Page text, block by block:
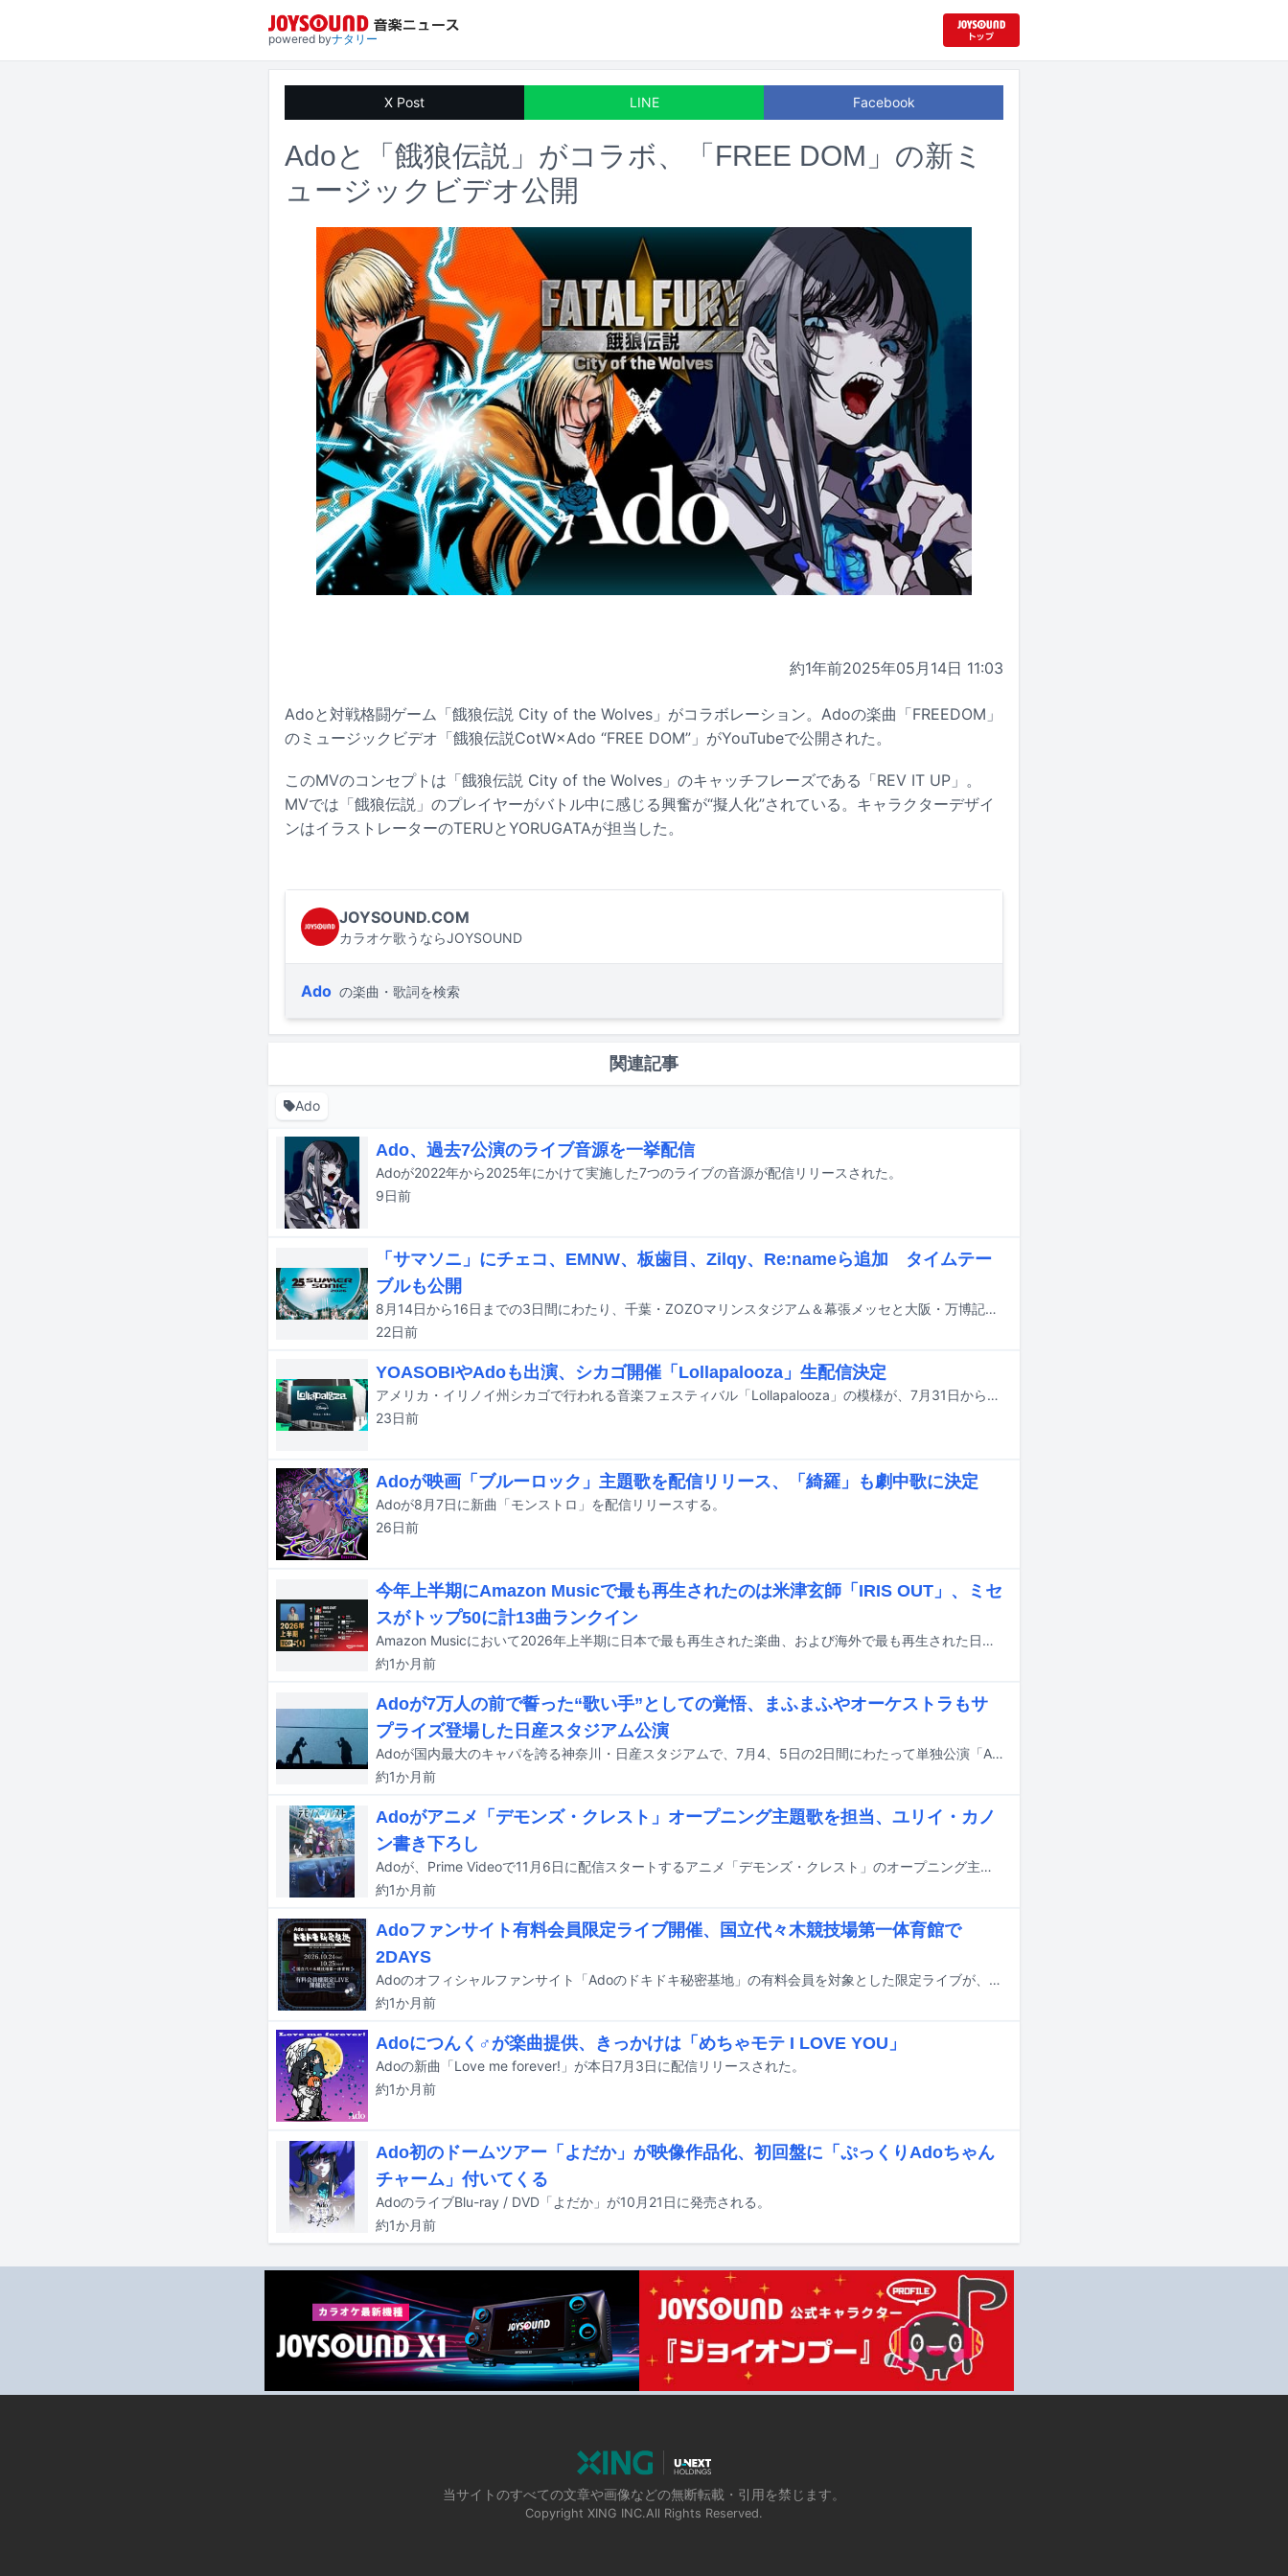
powered byナタリー
X Post LINE Facebook
Adoと「餓狼伝説」がコラボ、「FREE DOM」の新ミ
ュージックビデオ公開
約1年前2025年05月14日 11:03
Adoと対戦格闘ゲーム「餓狼伝説 City of the Wolves」がコラボレーション。Adoの楽曲「FREEDOM」
のミュージックビデオ「餓狼伝説CotW×Ado “FREE DOM”」がYouTubeで公開された。
このMVのコンセプトは「餓狼伝説 City of the Wolves」のキャッチフレーズである「REV IT UP」。
MVでは「餓狼伝説」のプレイヤーがバトル中に感じる興奮が“擬人化”されている。キャラクターデザイ
ンはイラストレーターのTERUとYORUGATAが担当した。
JOYSOUND.COM
カラオケ歌うならJOYSOUND
Ado の楽曲・歌詞を検索
関連記事
Ado
Ado、過去7公演のライブ音源を一挙配信
Adoが2022年から2025年にかけて実施した7つのライブの音源が配信リリースされた。
9日前
「サマソニ」にチェコ、EMNW、板歯目、Zilqy、Re:nameら追加 タイムテー
ブルも公開
8月14日から16日までの3日間にわたり、千葉・ZOZOマリンスタジアム＆幕張メッセと大阪・万博記念公園で行われる音楽フェスティバル「SUMMER SONIC 2026」の追加出演アーティストが発表された。
22日前
YOASOBIやAdoも出演、シカゴ開催「Lollapalooza」生配信決定
アメリカ・イリノイ州シカゴで行われる音楽フェスティバル「Lollapalooza」の模様が、7月31日から8月3日にかけてDisney+で生配信される。
23日前
Adoが映画「ブルーロック」主題歌を配信リリース、「綺羅」も劇中歌に決定
Adoが8月7日に新曲「モンストロ」を配信リリースする。
26日前
今年上半期にAmazon Musicで最も再生されたのは米津玄師「IRIS OUT」、ミセ
スがトップ50に計13曲ランクイン
Amazon Musicにおいて2026年上半期に日本で最も再生された楽曲、および海外で最も再生された日本の楽曲のランキングが発表された。
約1か月前
Adoが7万人の前で誓った“歌い手”としての覚悟、まふまふやオーケストラもサ
プライズ登場した日産スタジアム公演
Adoが国内最大のキャパを誇る神奈川・日産スタジアムで、7月4、5日の2日間にわたって単独公演「Ado STADIUM LIVE 2026『Ao』」を開催。1日7万人、トータルで14万人の観客を動員した。
約1か月前
Adoがアニメ「デモンズ・クレスト」オープニング主題歌を担当、ユリイ・カノ
ン書き下ろし
Adoが、Prime Videoで11月6日に配信スタートするアニメ「デモンズ・クレスト」のオープニング主題歌を担当する。
約1か月前
Adoファンサイト有料会員限定ライブ開催、国立代々木競技場第一体育館で
2DAYS
Adoのオフィシャルファンサイト「Adoのドキドキ秘密基地」の有料会員を対象とした限定ライブが、10月24、25日に東京・国立代々木競技場第一体育館で開催される。
約1か月前
Adoにつんく♂が楽曲提供、きっかけは「めちゃモテ I LOVE YOU」
Adoの新曲「Love me forever!」が本日7月3日に配信リリースされた。
約1か月前
Ado初のドームツアー「よだか」が映像作品化、初回盤に「ぷっくりAdoちゃん
チャーム」付いてくる
AdoのライブBlu-ray / DVD「よだか」が10月21日に発売される。
約1か月前
当サイトのすべての文章や画像などの無断転載・引用を禁じます。
Copyright XING INC.All Rights Reserved.